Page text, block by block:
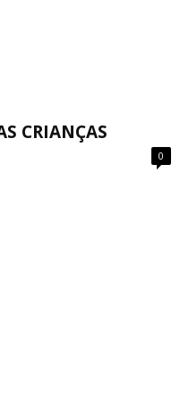
CRIANÇAS
0